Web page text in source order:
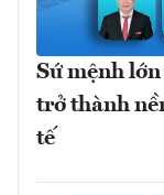
Sứ mệnh
trở thành
tế